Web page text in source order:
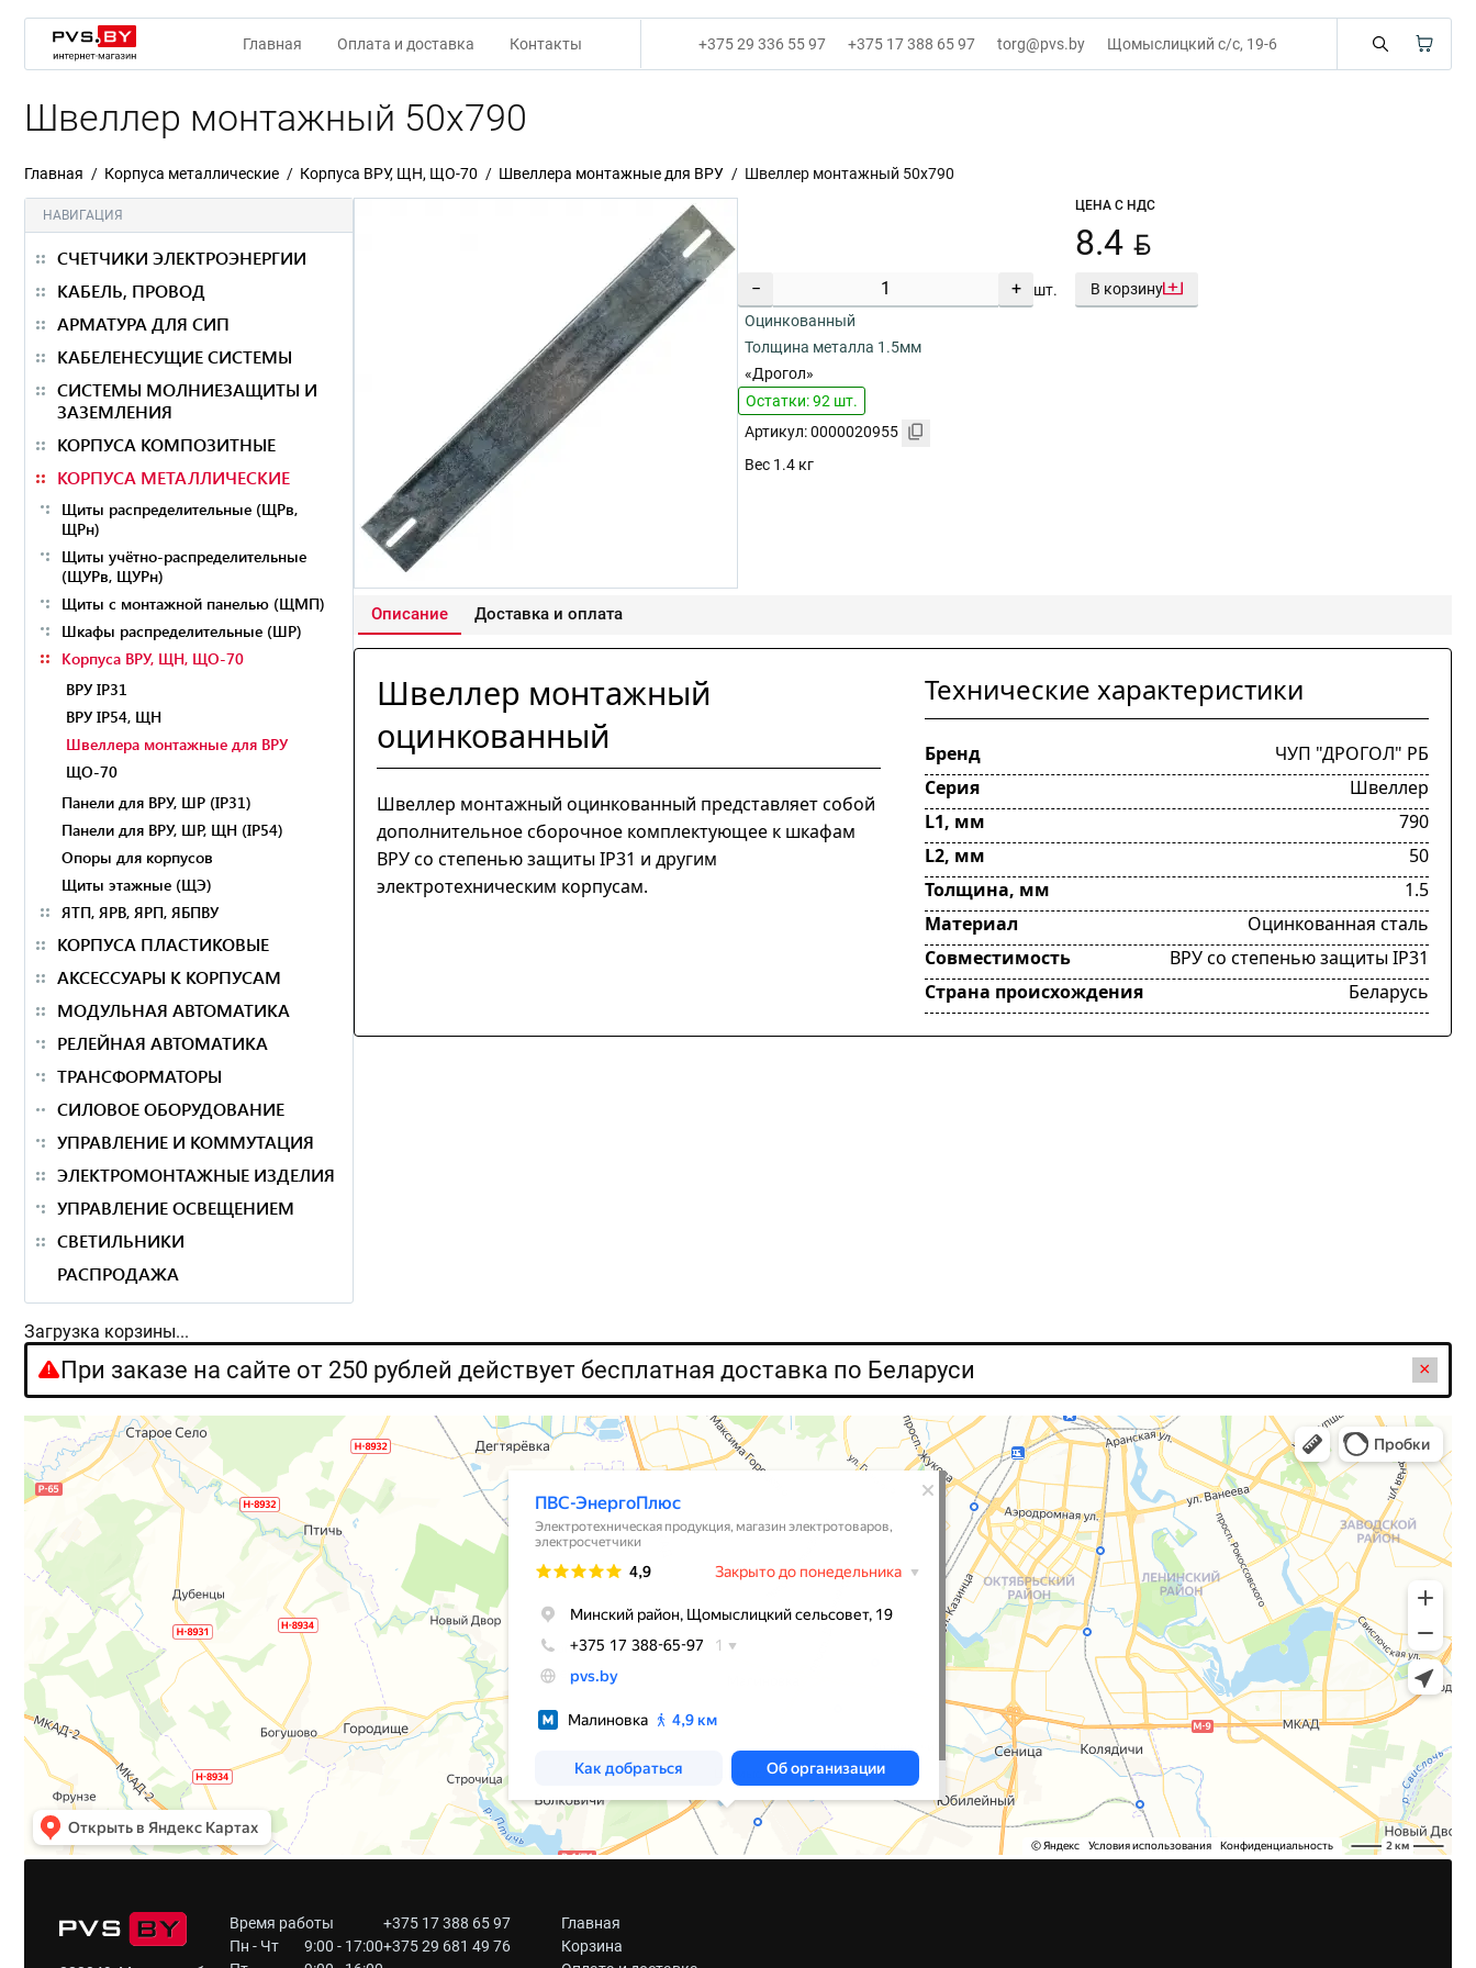
Главная Оплата и доставка Контакты +375 29 336 55 97 +375 17 388 65 97 torg@pvs.by Щомыслицкий с/с, 19-6
Швеллер монтажный 50х790
Главная Корпуса металлические Корпуса ВРУ, ЩН, ЩО-70 Швеллера монтажные для ВРУ Швеллер монтажный 50х790
НАВИГАЦИЯ
СЧЕТЧИКИ ЭЛЕКТРОЭНЕРГИИ
КАБЕЛЬ, ПРОВОД
АРМАТУРА ДЛЯ СИП
КАБЕЛЕНЕСУЩИЕ СИСТЕМЫ
СИСТЕМЫ МОЛНИЕЗАЩИТЫ И
ЗАЗЕМЛЕНИЯ
КОРПУСА КОМПОЗИТНЫЕ
КОРПУСА МЕТАЛЛИЧЕСКИЕ
Щиты распределительные (ЩРв,
ЩРн)
Щиты учётно-распределительные
(ЩУРв, ЩУРн)
Щиты с монтажной панелью (ЩМП)
Шкафы распределительные (ШР)
Корпуса ВРУ, ЩН, ЩО-70
ВРУ IP31
ВРУ IP54, ЩН
Швеллера монтажные для ВРУ
ЩО-70
Панели для ВРУ, ШР (IP31)
Панели для ВРУ, ШР, ЩН (IP54)
Опоры для корпусов
Щиты этажные (ЩЭ)
ЯТП, ЯРВ, ЯРП, ЯБПВУ
КОРПУСА ПЛАСТИКОВЫЕ
АКСЕССУАРЫ К КОРПУСАМ
МОДУЛЬНАЯ АВТОМАТИКА
РЕЛЕЙНАЯ АВТОМАТИКА
ТРАНСФОРМАТОРЫ
СИЛОВОЕ ОБОРУДОВАНИЕ
УПРАВЛЕНИЕ И КОММУТАЦИЯ
ЭЛЕКТРОМОНТАЖНЫЕ ИЗДЕЛИЯ
УПРАВЛЕНИЕ ОСВЕЩЕНИЕМ
СВЕТИЛЬНИКИ
РАСПРОДАЖА
− + шт.
ЦЕНА С НДС
8.4 BYN
В корзину
Оцинкованный
Толщина металла 1.5мм
«Дрогол»
Остатки: 92 шт.
Артикул: 0000020955
Вес 1.4 кг
Описание Доставка и оплата
Швеллер монтажный
оцинкованный
Швеллер монтажный оцинкованный представляет собой
дополнительное сборочное комплектующее к шкафам
ВРУ со степенью защиты IP31 и другим
электротехническим корпусам.
Технические характеристики
Бренд
ЧУП "ДРОГОЛ" РБ
Серия
Швеллер
L1, мм
790
L2, мм
50
Толщина, мм
1.5
Материал
Оцинкованная сталь
Совместимость
ВРУ со степенью защиты IP31
Страна происхождения
Беларусь
Загрузка корзины...
При заказе на сайте от 250 рублей действует бесплатная доставка по Беларуси ×
Время работы
Пн - Чт
9:00 - 17:00
+375 17 388 65 97
+375 29 681 49 76
Главная
Корзина